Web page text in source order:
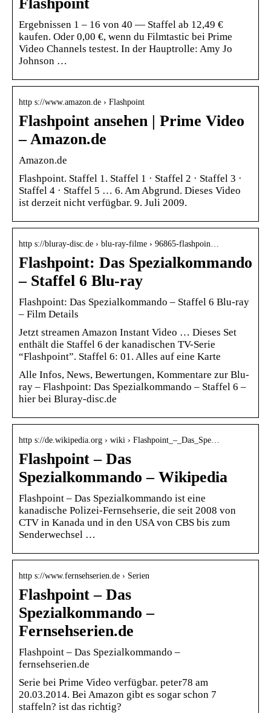
Ergebnissen 1 – 16 von 40 — Staffel ab 12,49 €
kaufen. Oder 0,00 €, wenn du Filmtastic bei Prime
Video Channels testest. In der Hauptrolle: Amy Jo
Johnson …
http s://www.amazon.de › Flashpoint
Flashpoint ansehen | Prime Video
– Amazon.de
Amazon.de
Flashpoint. Staffel 1. Staffel 1 · Staffel 2 · Staffel 3 ·
Staffel 4 · Staffel 5 … 6. Am Abgrund. Dieses Video
ist derzeit nicht verfügbar. 9. Juli 2009.
http s://bluray-disc.de › blu-ray-filme › 96865-flashpoin…
Flashpoint: Das Spezialkommando
– Staffel 6 Blu-ray
Flashpoint: Das Spezialkommando – Staffel 6 Blu-ray
– Film Details
Jetzt streamen Amazon Instant Video … Dieses Set
enthält die Staffel 6 der kanadischen TV-Serie
“Flashpoint”. Staffel 6: 01. Alles auf eine Karte
Alle Infos, News, Bewertungen, Kommentare zur Blu-
ray – Flashpoint: Das Spezialkommando – Staffel 6 –
hier bei Bluray-disc.de
http s://de.wikipedia.org › wiki › Flashpoint_–_Das_Spe…
Flashpoint – Das
Spezialkommando – Wikipedia
Flashpoint – Das Spezialkommando ist eine
kanadische Polizei-Fernsehserie, die seit 2008 von
CTV in Kanada und in den USA von CBS bis zum
Senderwechsel …
http s://www.fernsehserien.de › Serien
Flashpoint – Das
Spezialkommando –
Fernsehserien.de
Flashpoint – Das Spezialkommando –
fernsehserien.de
Serie bei Prime Video verfügbar. peter78 am
20.03.2014. Bei Amazon gibt es sogar schon 7
staffeln? ist das richtig?